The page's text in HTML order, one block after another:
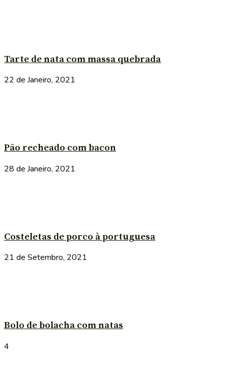
Tarte de nata com massa quebrada
22 de Janeiro, 2021
Pão recheado com bacon
28 de Janeiro, 2021
Costeletas de porco à portuguesa
21 de Setembro, 2021
Bolo de bolacha com natas
4